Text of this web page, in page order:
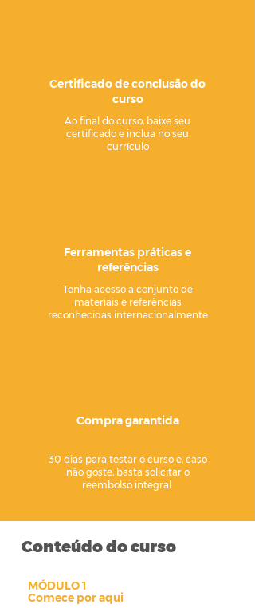
Certificado de conclusão do
curso
Ao final do curso, baixe seu
certificado e inclua no seu
currículo
Ferramentas práticas e
referências
Tenha acesso a conjunto de
materiais e referências
reconhecidas internacionalmente
Compra garantida
30 dias para testar o curso e, caso
não goste, basta solicitar o
reembolso integral
Conteúdo do curso
MÓDULO 1
Comece por aqui